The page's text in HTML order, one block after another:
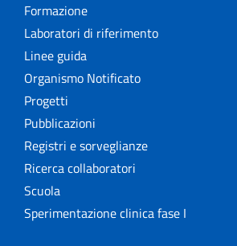
Formazione
Laboratori di riferimento
Linee guida
Organismo Notificato
Progetti
Pubblicazioni
Registri e sorveglianze
Ricerca collaboratori
Scuola
Sperimentazione clinica fase I